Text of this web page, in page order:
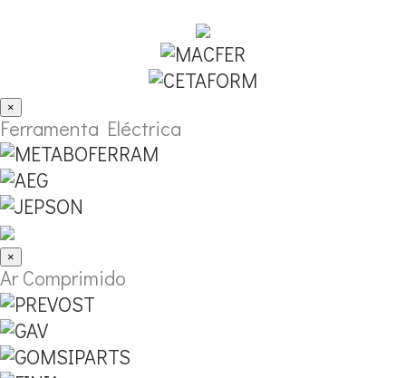
×
Ferramenta Eléctrica
×
Ar Comprimido